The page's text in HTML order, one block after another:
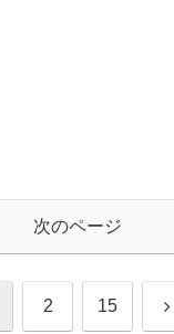
次のページ
2 15 次